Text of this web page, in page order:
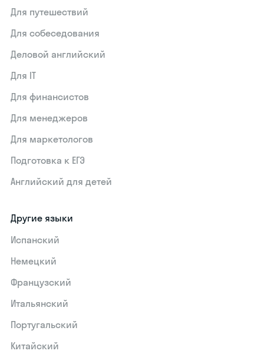
Для путешествий
Для собеседования
Деловой английский
Для IT
Для финансистов
Для менеджеров
Для маркетологов
Подготовка к ЕГЭ
Английский для детей
Другие языки
Испанский
Немецкий
Французский
Итальянский
Португальский
Китайский